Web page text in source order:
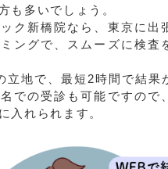
も多いでしょう。
ク新橋院なら、東京に出
ングで、スムーズに検査
立地で、最短2時間で結果
での受診も可能ですので
入れられます。